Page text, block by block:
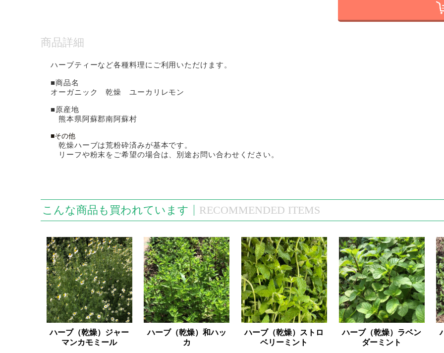
商品詳細
ハーブティーなど各種料理にご利用いただけます。
■商品名
オーガニック 乾燥 ユーカリレモン
■原産地
熊本県阿蘇郡南阿蘇村
■その他
乾燥ハーブは荒粉砕済みが基本です。
リーフや粉末をご希望の場合は、別途お問い合わせください。
RECOMMENDED ITEMS
こんな商品も買われています
ハーブ（乾燥）ジャー
マンカモミール
ハーブ（乾燥）和ハッ
カ
ハーブ（乾燥）ストロ
ベリーミント
ハーブ（乾燥）ラベン
ダーミント